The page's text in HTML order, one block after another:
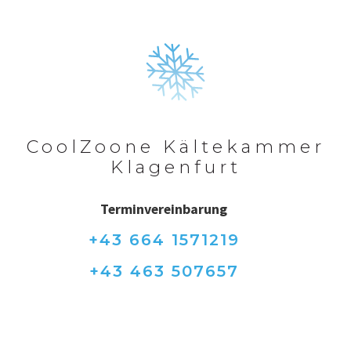
CoolZoone Kältekammer
Klagenfurt
Terminvereinbarung
+43 664 1571219
+43 463 507657